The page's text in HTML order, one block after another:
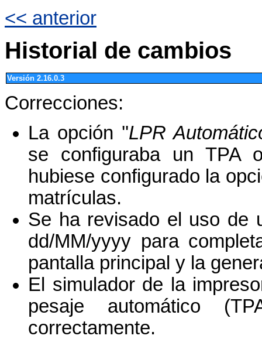
<< anterior
Historial de cambios
Versión 2.16.0.3
Correcciones:
La opción ''LPR
se configuraba un TPA
hubiese configurado la
matrículas.
Se ha revisado el uso de
dd/MM/yyyy para
pantalla principal y la
El simulador de la
pesaje automático
correctamente.